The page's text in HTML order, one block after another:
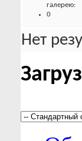
галерею:
0
Нет